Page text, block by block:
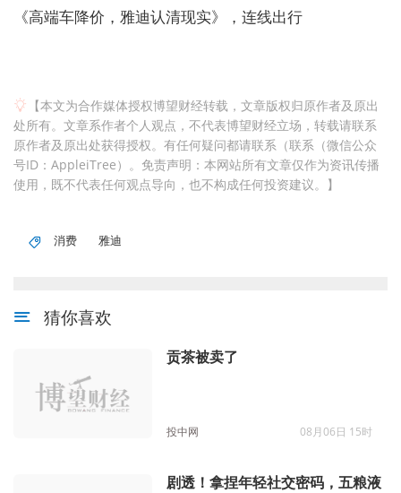
《高端车降价，雅迪认清现实》，连线出行
【本文为合作媒体授权博望财经转载，文章版权归原作者及原出
处所有。文章系作者个人观点，不代表博望财经立场，转载请联系
原作者及原出处获得授权。有任何疑问都请联系（联系（微信公众
号ID：AppleiTree）。免责声明：本网站所有文章仅作为资讯传播
使用，既不代表任何观点导向，也不构成任何投资建议。】
消费 雅迪
猜你喜欢
贡茶被卖了
投中网 08月06日 15时
剧透！拿捏年轻社交密码，五粮液